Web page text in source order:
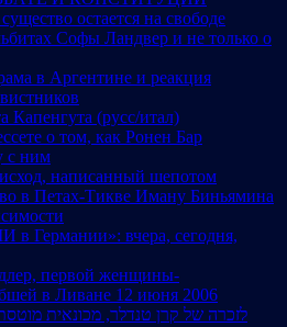
остается на свободе
Софы Ландвер и не только о
в Аргентине и реакция
Капенгута (русс/итал)
о том, как Ронен Бар
с ним
написанный шепотом
в Петах-Тикве Иману Биньямина
в Германии»: вчера, сегодня,
первой женщины-
в Ливане 12 июня 2006
לזכרה של קרן טנדלר, מכונאית